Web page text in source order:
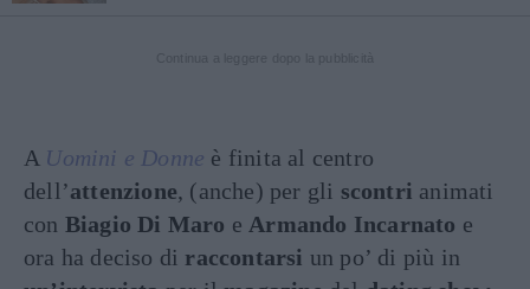
A Uomini e Donne è finita al centro
dell’attenzione, (anche) per gli scontri animati
con Biagio Di Maro e Armando Incarnato e
ora ha deciso di raccontarsi un po’ di più in